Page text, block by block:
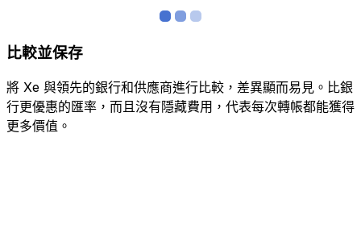
比較並保存
將 Xe 與領先的銀行和供應商進行比較，差異顯而易見。比銀
行更優惠的匯率，而且沒有隱藏費用，代表每次轉帳都能獲得
更多價值。